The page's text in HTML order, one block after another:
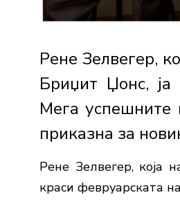
Рене Зелвегер,
Бриџит Џонс, ја
Мега успешните
приказна за
Рене Зелвегер, која
краси февруарската